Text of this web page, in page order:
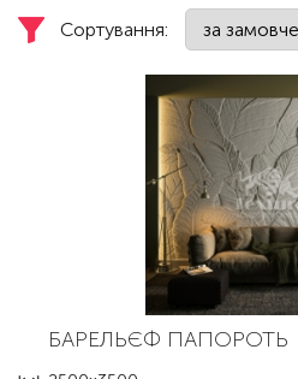
Сортування:
БАРЕЛЬЄФ ПАПОРОТЬ